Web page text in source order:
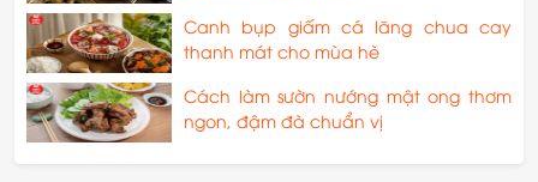
Canh bụp giấm cá lăng chua cay
thanh mát cho mùa hè
Cách làm sườn nướng mật ong thơm
ngon, đậm đà chuẩn vị